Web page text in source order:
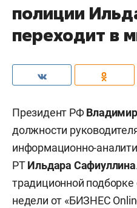
полиции
переходит в
Президент РФ
должности
информационно-
РТИльдара Сафиуллина
традиционной подборке
недели от «БИЗНЕС